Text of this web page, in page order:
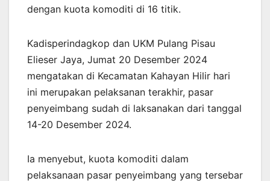
dengan kuota komoditi di 16 titik.
Kadisperindagkop dan UKM Pulang Pisau
Elieser Jaya, Jumat 20 Desember 2024
mengatakan di Kecamatan Kahayan Hilir hari
ini merupakan pelaksanan terakhir, pasar
penyeimbang sudah di laksanakan dari tanggal
14-20 Desember 2024.
Ia menyebut, kuota komoditi dalam
pelaksanaan pasar penyeimbang yang tersebar